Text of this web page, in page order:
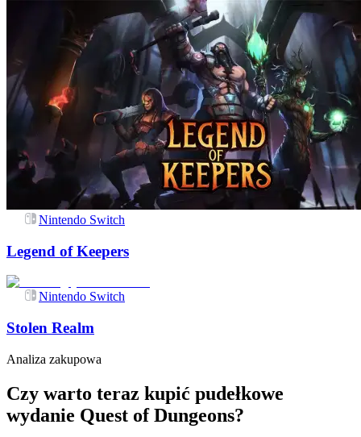
Nintendo Switch
Legend of Keepers
Nintendo Switch
Stolen Realm
Analiza zakupowa
Czy warto teraz kupić pudełkowe
wydanie Quest of Dungeons?